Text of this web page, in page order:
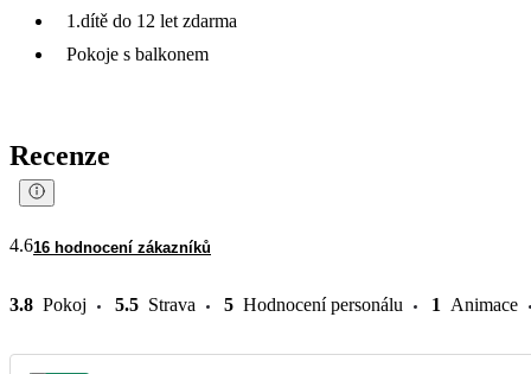
1.dítě do 12 let zdarma
Pokoje s balkonem
Recenze
4.616 hodnocení zákazníků
3.8 Pokoj 5.5 Strava 5 Hodnocení personálu 1 Animace